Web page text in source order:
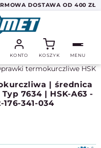
DOSTAWA OD 400 ZŁ
KONTO KOSZYK MENU
termokurczliwe HSK
| średnica
7634 | HSK-A63 -
341-034